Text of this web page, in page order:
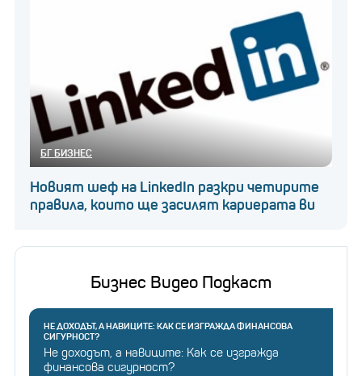
БГ БИЗНЕС
Новият шеф на LinkedIn разкри четирите
правила, които ще засилят кариерата ви
Бизнес Видео Подкаст
НЕ ДОХОДЪТ, А НАВИЦИТЕ: КАК СЕ ИЗГРАЖДА ФИНАНСОВА
СИГУРНОСТ?
Не доходът, а навиците: Как се изгражда
финансова сигурност?